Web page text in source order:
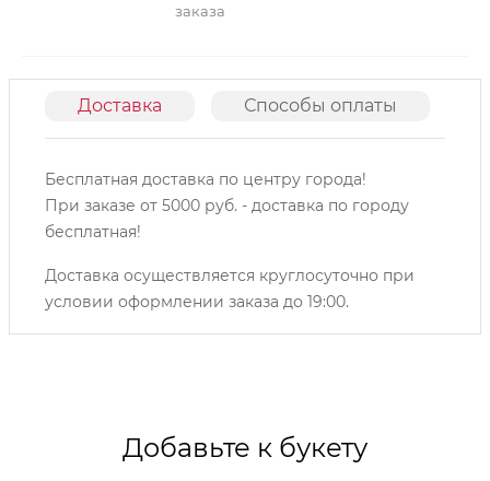
заказа
Доставка Способы оплаты
Бесплатная доставка по центру города!
При заказе от 5000 руб. - доставка по городу
бесплатная!
Доставка осуществляется круглосуточно при
условии оформлении заказа до 19:00.
Добавьте к букету